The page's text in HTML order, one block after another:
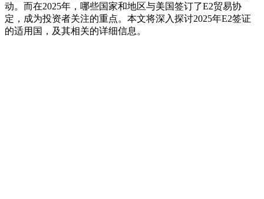
动。而在2025年，哪些国家和地区与美国签订了E2贸易协
定，成为投资者关注的重点。本文将深入探讨2025年E2签证
的适用国，及其相关的详细信息。